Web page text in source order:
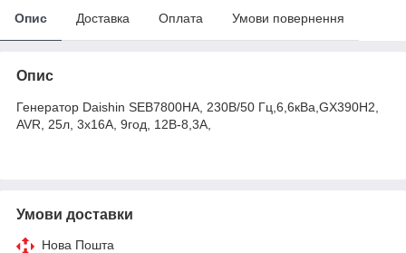
Опис Доставка Оплата Умови повернення
Опис
Генератор Daishin SEB7800HA, 230В/50 Гц,6,6кВа,GX390H2,
AVR, 25л, 3х16А, 9год, 12В-8,3А,
Умови доставки
Нова Пошта